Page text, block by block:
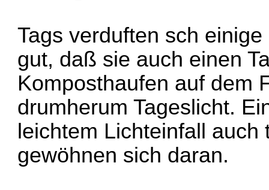
Tags verduften sch
gut, daß sie auch einen
Komposthaufen auf dem
drumherum Tageslicht.
leichtem Lichteinfall
gewöhnen sich daran.